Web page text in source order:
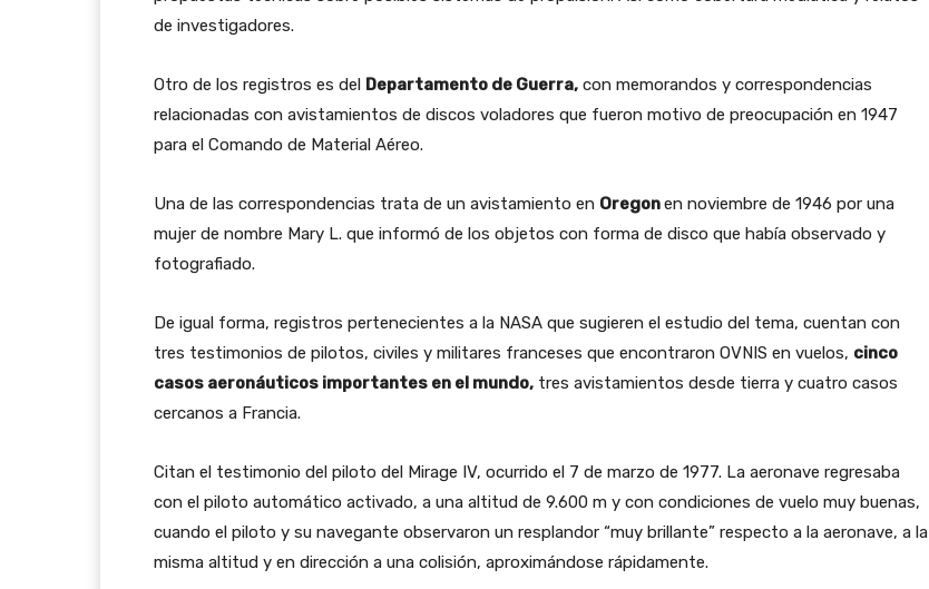
de investigadores.
Otro de los registros es del Departamento de Guerra, con memorandos y correspondencias
relacionadas con avistamientos de discos voladores que fueron motivo de preocupación en 1947
para el Comando de Material Aéreo.
Una de las correspondencias trata de un avistamiento en Oregonen noviembre de 1946 por una
mujer de nombre Mary L. que informó de los objetos con forma de disco que había observado y
fotografiado.
De igual forma, registros pertenecientes a la NASA que sugieren el estudio del tema, cuentan con
tres testimonios de pilotos, civiles y militares franceses que encontraron OVNIS en vuelos, cinco
casos aeronáuticos importantes en el mundo, tres avistamientos desde tierra y cuatro casos
cercanos a Francia.
Citan el testimonio del piloto del Mirage IV, ocurrido el 7 de marzo de 1977. La aeronave regresaba
con el piloto automático activado, a una altitud de 9.600 m y con condiciones de vuelo muy buenas,
cuando el piloto y su navegante observaron un resplandor “muy brillante” respecto a la aeronave, a la
misma altitud y en dirección a una colisión, aproximándose rápidamente.